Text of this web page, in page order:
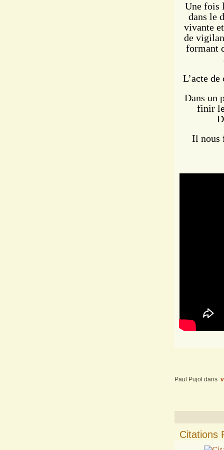
Une fois
dans le
vivante
de
formant
L’acte
Dans un
finir
Il nous
Paul Pujol dans
Citations